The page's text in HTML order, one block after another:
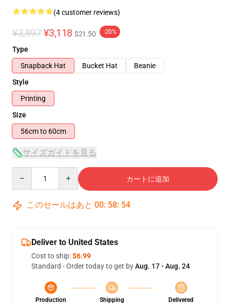
(4 customer reviews)
¥3,897 ¥3,118 $21.50 -20%
Type
Snapback Hat
Bucket Hat
Beanie
Style
Printing
Size
56cm to 60cm
サイズガイドを見る
カートに追加
このセールはあと 00: 58: 54
Deliver to United States
Cost to ship:$6.99
Standard - Order today to get byAug. 17 - Aug. 24
Production
Shipping
Delivered